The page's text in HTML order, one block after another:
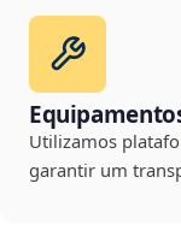
Utilizamos
garantir um